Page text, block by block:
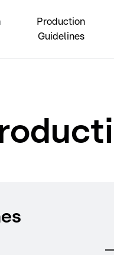
Production
Guidelines